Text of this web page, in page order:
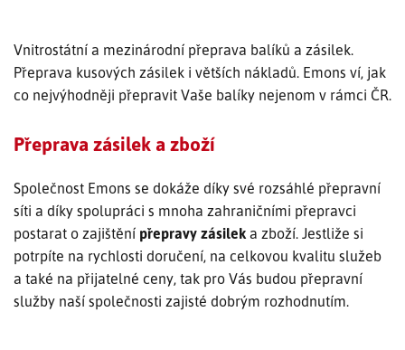
POPTÁVKA PŘEPRAVY
Vnitrostátní a mezinárodní přeprava balíků a zásilek.
Přeprava kusových zásilek i větších nákladů. Emons ví, jak
co nejvýhodněji přepravit Vaše balíky nejenom v rámci ČR.
Přeprava zásilek a zboží
Společnost Emons se dokáže díky své rozsáhlé přepravní
síti a díky spolupráci s mnoha zahraničními přepravci
postarat o zajištění přepravy zásileka zboží. Jestliže si
potrpíte na rychlosti doručení, na celkovou kvalitu služeb
a také na přijatelné ceny, tak pro Vás budou přepravní
služby naší společnosti zajisté dobrým rozhodnutím.